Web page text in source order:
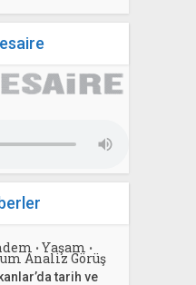
• Yaşam •
Analiz Görüş
tarih ve